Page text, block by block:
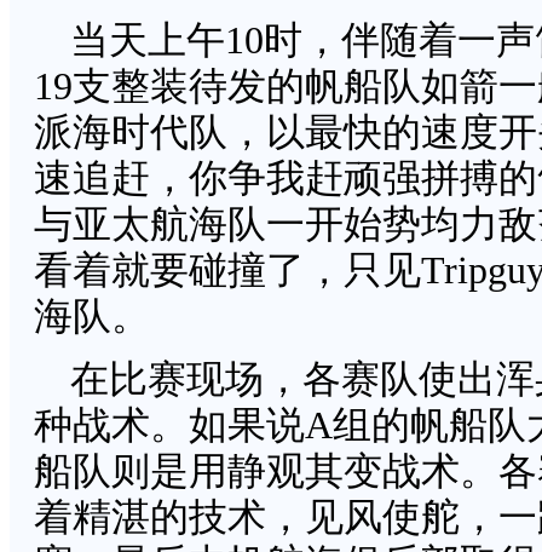
当天上午10时，伴随着一
19支整装待发的帆船队如箭
派海时代队，以最快的速度
速追赶，你争我赶顽强拼搏
与亚太航海队一开始势均力
看着就要碰撞了，只见
海队。
在比赛现场，各赛队使出
种战术。如果说A组的帆船
船队则是用静观其变战术。
着精湛的技术，见风使舵，